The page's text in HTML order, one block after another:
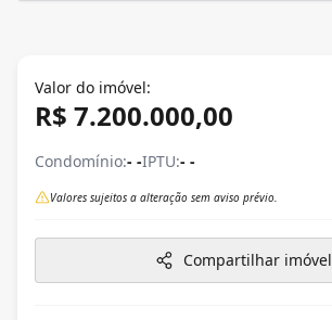
Valor do imóvel:
R$ 7.200.000,00
Condomínio:- -IPTU:- -
Valores sujeitos a alteração sem aviso prévio.
Compartilhar imóvel